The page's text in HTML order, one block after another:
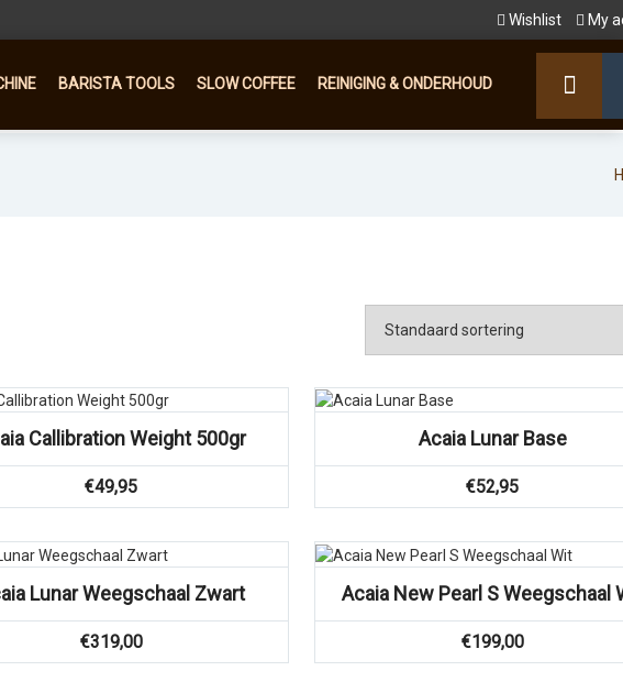
Wishlist My
BARISTA TOOLS SLOW COFFEE REINIGING & ONDERHOUD
Callibration Weight 500gr
€49,95
Vergelijk
Acaia Lunar Base
€52,95
Lunar Weegschaal Zwart
€319,00
Vergelijk
Acaia New Pearl S Weegschaal
€199,00